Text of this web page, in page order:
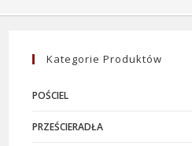
Kategorie Produktów
POŚCIEL
PRZEŚCIERADŁA